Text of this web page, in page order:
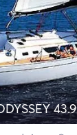
43.9